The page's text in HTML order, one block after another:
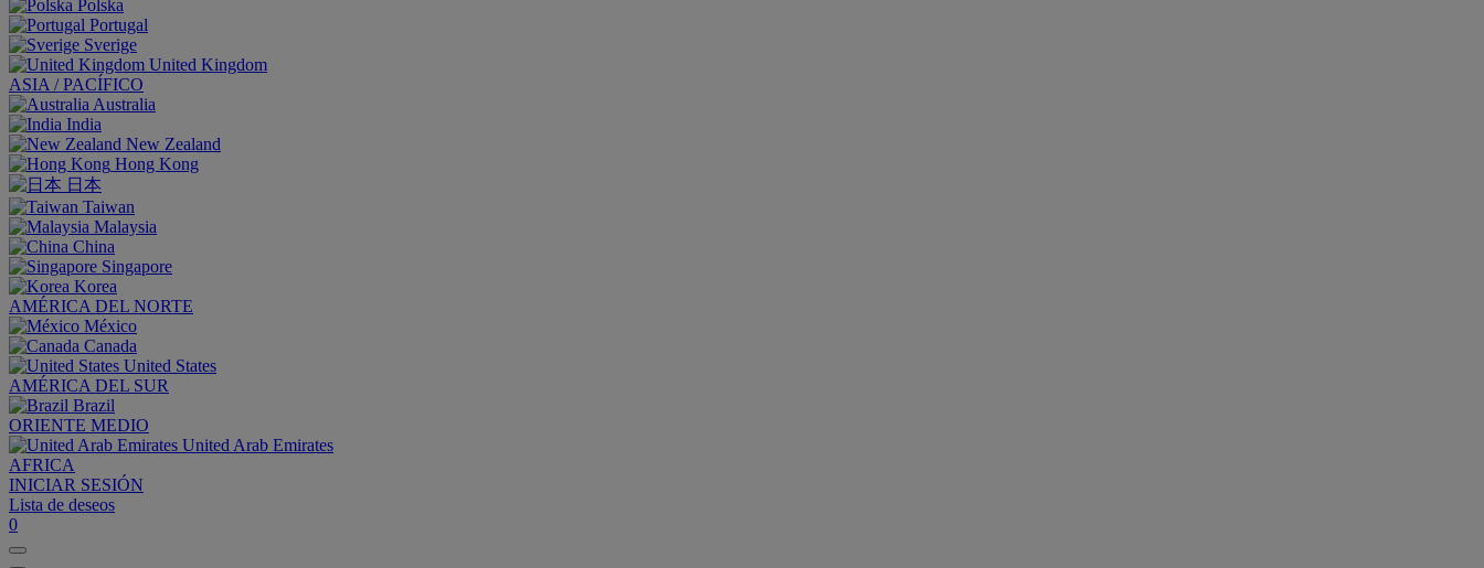
Polska
Portugal
Sverige
United Kingdom
ASIA / PACÍFICO
Australia
India
New Zealand
Hong Kong
日本
Taiwan
Malaysia
China
Singapore
Korea
AMÉRICA DEL NORTE
México
Canada
United States
AMÉRICA DEL SUR
Brazil
ORIENTE MEDIO
United Arab Emirates
AFRICA
INICIAR SESIÓN
Lista de deseos
0